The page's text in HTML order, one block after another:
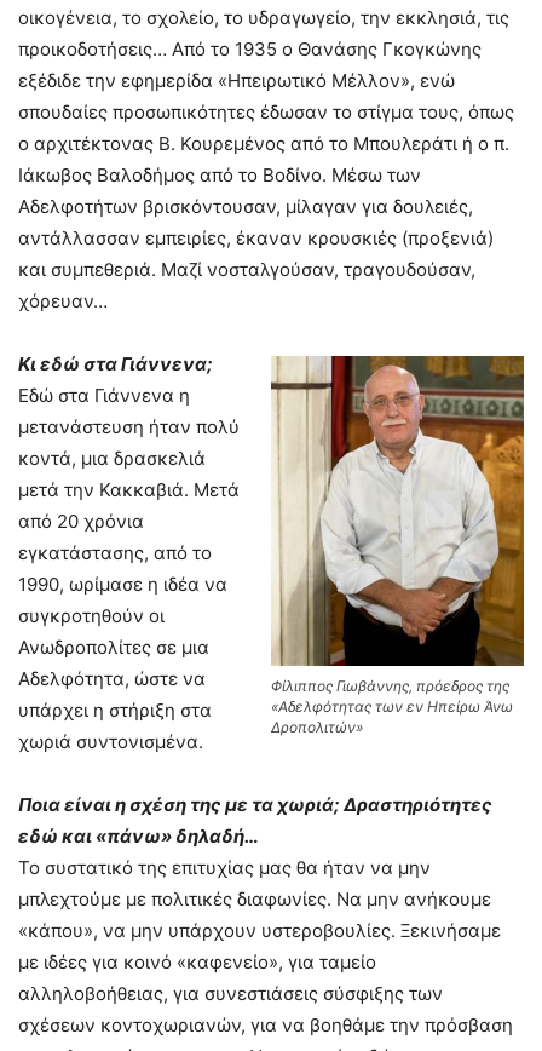
οικογένεια, το σχολείο, το υδραγωγείο, την εκκλησιά, τις
προικοδοτήσεις… Από το 1935 ο Θανάσης Γκογκώνης
εξέδιδε την εφημερίδα «Ηπειρωτικό Μέλλον», ενώ
σπουδαίες προσωπικότητες έδωσαν το στίγμα τους, όπως
ο αρχιτέκτονας Β. Κουρεμένος από το Μπουλεράτι ή ο π.
Ιάκωβος Βαλοδήμος από το Βοδίνο. Μέσω των
Αδελφοτήτων βρισκόντουσαν, μίλαγαν για δουλειές,
αντάλλασσαν εμπειρίες, έκαναν κρουσκιές (προξενιά)
και συμπεθεριά. Μαζί νοσταλγούσαν, τραγουδούσαν,
χόρευαν…
Φίλιππος Γιωβάννης, πρόεδρος της
«Αδελφότητας των εν Ηπείρω Άνω
Δροπολιτών»
Κι εδώ στα Γιάννενα;
Εδώ στα Γιάννενα η
μετανάστευση ήταν πολύ
κοντά, μια δρασκελιά
μετά την Κακκαβιά. Μετά
από 20 χρόνια
εγκατάστασης, από το
1990, ωρίμασε η ιδέα να
συγκροτηθούν οι
Ανωδροπολίτες σε μια
Αδελφότητα, ώστε να
υπάρχει η στήριξη στα
χωριά συντονισμένα.
Ποια είναι η σχέση της με τα χωριά; Δραστηριότητες
εδώ και «πάνω» δηλαδή…
Το συστατικό της επιτυχίας μας θα ήταν να μην
μπλεχτούμε με πολιτικές διαφωνίες. Να μην ανήκουμε
«κάπου», να μην υπάρχουν υστεροβουλίες. Ξεκινήσαμε
με ιδέες για κοινό «καφενείο», για ταμείο
αλληλοβοήθειας, για συνεστιάσεις σύσφιξης των
σχέσεων κοντοχωριανών, για να βοηθάμε την πρόσβαση